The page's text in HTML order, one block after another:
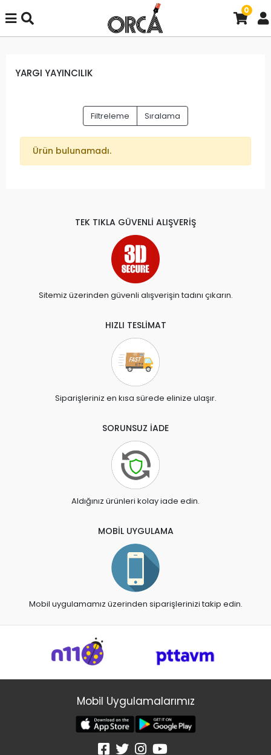
0
YARGI YAYINCILIK
Filtreleme Sıralama
Ürün bulunamadı.
TEK TIKLA GÜVENLİ ALIŞVERİŞ
Sitemiz üzerinden güvenli alışverişin tadını çıkarın.
HIZLI TESLİMAT
Siparişleriniz en kısa sürede elinize ulaşır.
SORUNSUZ İADE
Aldığınız ürünleri kolay iade edin.
MOBİL UYGULAMA
Mobil uygulamamız üzerinden siparişlerinizi takip edin.
Mobil Uygulamalarımız